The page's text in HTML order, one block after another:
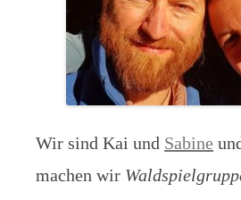
Wir sind Kai und Sabine
machen wir